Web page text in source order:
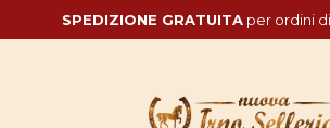
SPEDIZIONE GRATUITAper ordini